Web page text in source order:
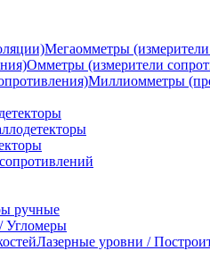
Мегаомметры
Омметры (измерители
Миллиомметры
ручные
Угломеры
Лазерные уровни /